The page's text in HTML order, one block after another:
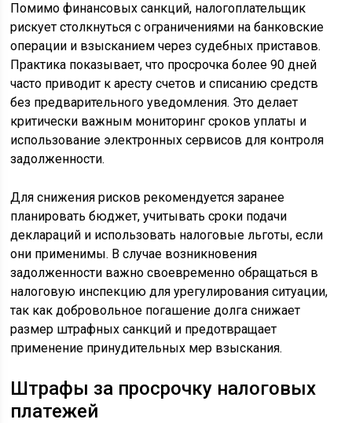
Помимо финансовых санкций, налогоплательщик
рискует столкнуться с ограничениями на банковские
операции и взысканием через судебных приставов.
Практика показывает, что просрочка более 90 дней
часто приводит к аресту счетов и списанию средств
без предварительного уведомления. Это делает
критически важным мониторинг сроков уплаты и
использование электронных сервисов для контроля
задолженности.
Для снижения рисков рекомендуется заранее
планировать бюджет, учитывать сроки подачи
деклараций и использовать налоговые льготы, если
они применимы. В случае возникновения
задолженности важно своевременно обращаться в
налоговую инспекцию для урегулирования ситуации,
так как добровольное погашение долга снижает
размер штрафных санкций и предотвращает
применение принудительных мер взыскания.
Штрафы за просрочку налоговых
платежей